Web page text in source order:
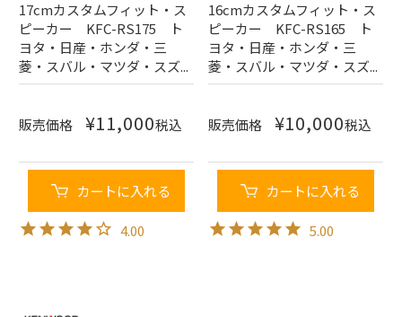
17cmカスタムフィット・ス
ピーカー KFC-RS175 ト
ヨタ・日産・ホンダ・三
菱・スバル・マツダ・スズ...
販売価格 ¥11,000税込
カートに入れる
4.00
16cmカスタムフィット・ス
ピーカー KFC-RS165 ト
ヨタ・日産・ホンダ・三
菱・スバル・マツダ・スズ...
販売価格 ¥10,000税込
カートに入れる
5.00